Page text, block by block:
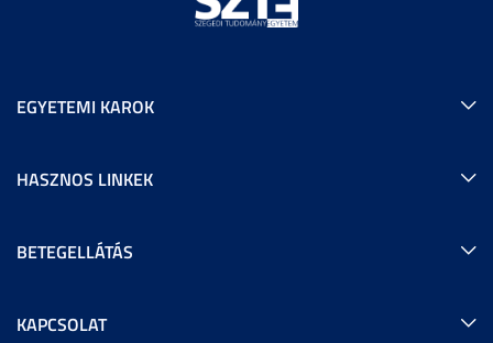
EGYETEMI KAROK
HASZNOS LINKEK
BETEGELLÁTÁS
KAPCSOLAT